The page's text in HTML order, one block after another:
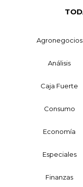
Agronegocios
Análisis
Caja Fuerte
Consumo
Economía
Especiales
Finanzas